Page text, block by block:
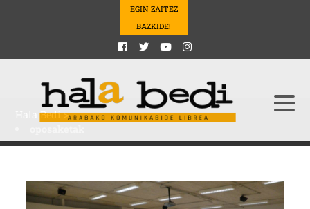
EGIN ZAITEZ
BAZKIDE!
Hala Bedi>